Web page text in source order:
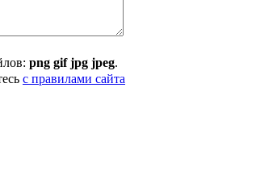
png gif jpg jpeg.
с правилами сайта